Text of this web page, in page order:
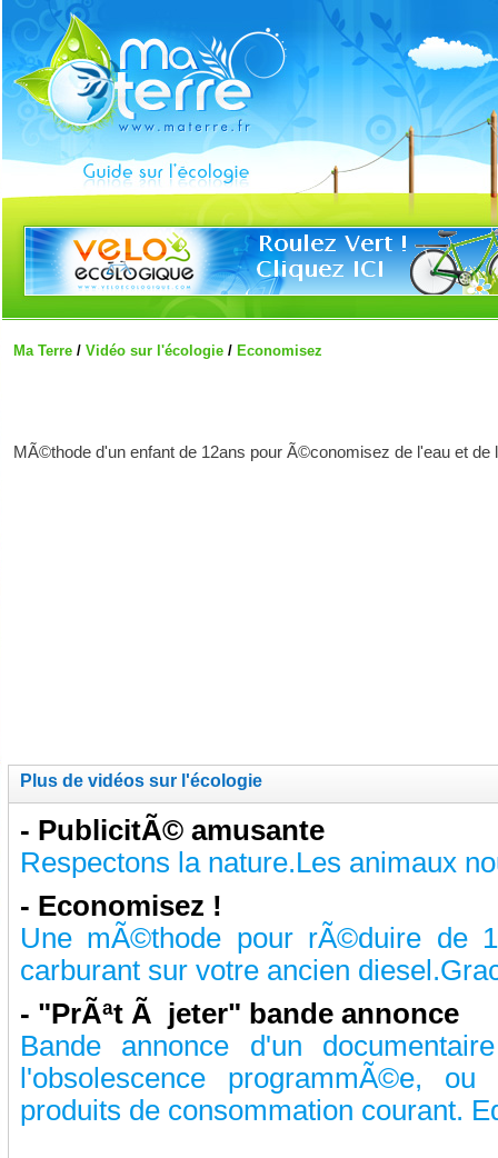
Ma Terre/ Vidéo sur l'écologie/ Economisez
MÃ©thode d'un enfant de 12ans pour Ã©conomisez de l'eau et de
Plus de vidéos sur l'écologie
- PublicitÃ© amusante
Respectons la nature.Les animaux
- Economisez !
Une mÃ©thode pour rÃ©duire de
carburant sur votre ancien
- "PrÃªt Ã jeter" bande annonce
Bande annonce d'un
l'obsolescence programmÃ©e,
produits de consommation courant.